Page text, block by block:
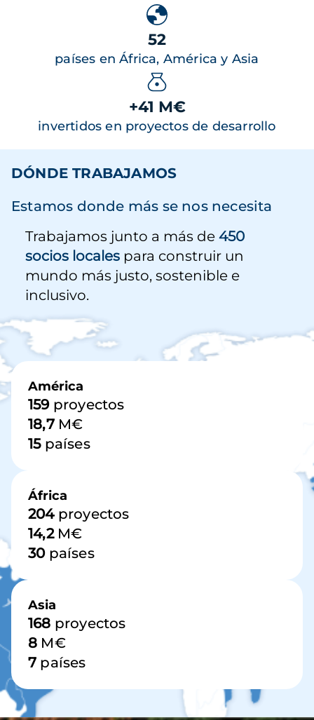
52
países en África, América y Asia
+41 M€
invertidos en proyectos de desarrollo
DÓNDE TRABAJAMOS
Estamos donde más se nos necesita
Trabajamos junto a más de 450
socios locales para construir un
mundo más justo, sostenible e
inclusivo.
Imagen
América
159proyectos
18,7M€
15países
África
204proyectos
14,2M€
30países
Asia
168 proyectos
8 M€
7 países